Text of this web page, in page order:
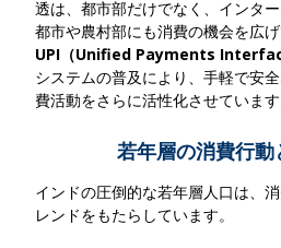
透は、都市部だけでなく、インタ
都市や農村部にも消費の機会を広げ
UPI（Unified Payments
システムの普及により、手軽で安
費活動をさらに活性化させています
若年層の消費行動
インドの圧倒的な若年層人口は、
レンドをもたらしています。